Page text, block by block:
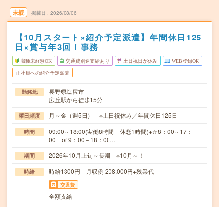
未読 掲載日 2026/08/06
【10月スタート×紹介予定派遣】年間休日125
日×賞与年3回！事務
職種未経験OK 交通費別途支給あり 土日祝日が休み WEB登録OK
正社員への紹介予定派遣
勤務地
長野県塩尻市
広丘駅から徒歩15分
曜日頻度 月～金（週5日） ※土日祝休み／年間休日125日
時間
09:00～18:00(実働8時間 休憩1時間)※☆8：00～17：
00 or 9：00～18：00…
期間 2026年10月上旬～長期 ※10月～！
時給 時給1300円 月収例 208,000円+残業代
交通費
全額支給